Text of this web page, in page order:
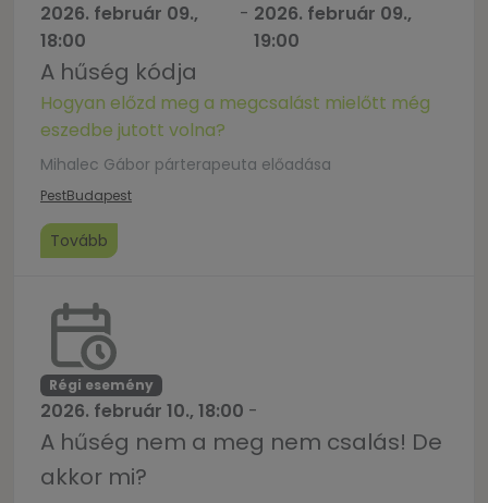
2026. február 09.,
18:00
- 2026. február 09.,
19:00
A hűség kódja
Hogyan előzd meg a megcsalást mielőtt még
eszedbe jutott volna?
Mihalec Gábor párterapeuta előadása
PestBudapest
Tovább
Régi esemény
2026. február 10., 18:00 -
A hűség nem a meg nem csalás! De
akkor mi?